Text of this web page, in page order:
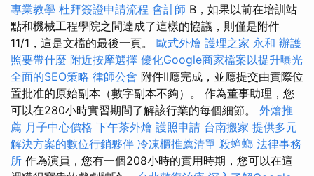
專業教學 杜拜簽證申請流程 會計師 B，如果以前在培訓站
點和機械工程學院之間達成了這樣的協議，則僅是附件
11/1，這是文檔的最後一頁。 歐式外燴 護理之家 永和 辦護
照要帶什麼 附近按摩選擇 優化Google商家檔案以提升曝光
全面的SEO策略 律師公會 附件II應完成，並應提交由實際位
置批准的原始副本（數字副本不夠）。 作為董事助理，您
可以在280小時實習期間了解該行業的每個細節。 外燴推
薦 月子中心價格 下午茶外燴 護照申請 台南搬家 提供多元
解決方案的數位行銷夥伴 冷凍櫃推薦清單 殺蟑螂 法律事務
所 作為演員，您有一個208小時的實用時期，您可以在這